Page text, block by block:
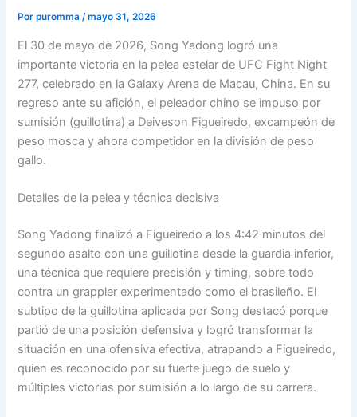
Porpuromma/mayo 31, 2026
El 30 de mayo de 2026, Song Yadong logró una
importante victoria en la pelea estelar de UFC Fight Night
277, celebrado en la Galaxy Arena de Macau, China. En su
regreso ante su afición, el peleador chino se impuso por
sumisión (guillotina) a Deiveson Figueiredo, excampeón de
peso mosca y ahora competidor en la división de peso
gallo.
Detalles de la pelea y técnica decisiva
Song Yadong finalizó a Figueiredo a los 4:42 minutos del
segundo asalto con una guillotina desde la guardia inferior,
una técnica que requiere precisión y timing, sobre todo
contra un grappler experimentado como el brasileño. El
subtipo de la guillotina aplicada por Song destacó porque
partió de una posición defensiva y logró transformar la
situación en una ofensiva efectiva, atrapando a Figueiredo,
quien es reconocido por su fuerte juego de suelo y
múltiples victorias por sumisión a lo largo de su carrera.